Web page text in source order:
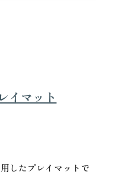
イマット
したプレイマットで